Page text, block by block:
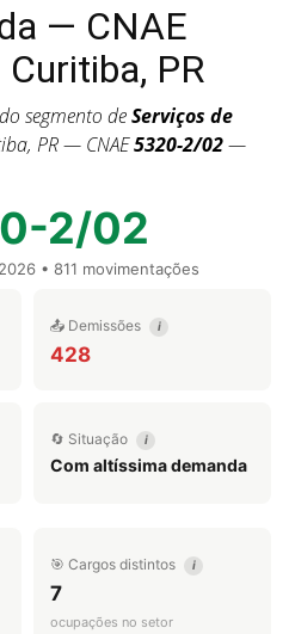
— CNAE
PR
segmento deServiços de
PR — CNAE5320-2/02—
2/02
• 811 movimentações
📤 Demissões i
428
🔄 Situação i
Com altíssima demanda
🎯 Cargos distintos i
7
ocupações no setor